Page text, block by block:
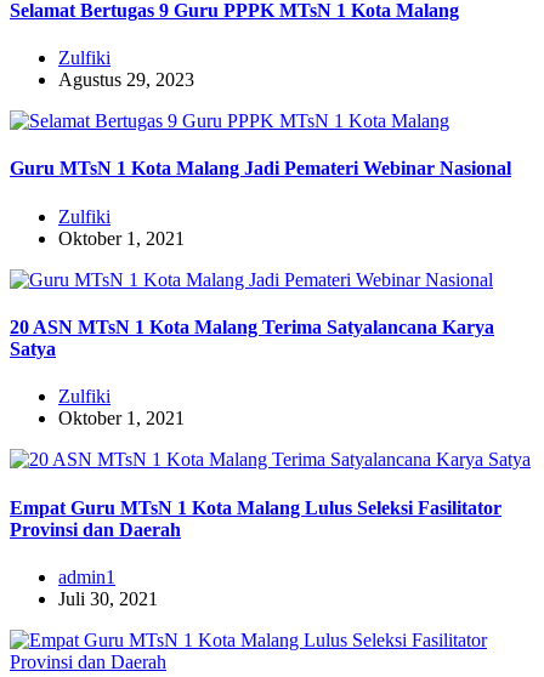
Selamat Bertugas 9 Guru PPPK MTsN 1 Kota Malang
Zulfiki
Agustus 29, 2023
Guru MTsN 1 Kota Malang Jadi Pemateri Webinar Nasional
Zulfiki
Oktober 1, 2021
20 ASN MTsN 1 Kota Malang Terima Satyalancana Karya
Satya
Zulfiki
Oktober 1, 2021
Empat Guru MTsN 1 Kota Malang Lulus Seleksi Fasilitator
Provinsi dan Daerah
admin1
Juli 30, 2021